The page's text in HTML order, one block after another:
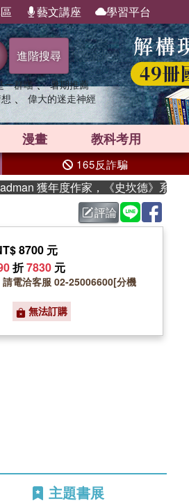
藝文講座 學習平台
進階搜尋
一群喵 、 暑期推薦
、 偉大的迷走神經
漫畫 教科考用
165反詐騙
獲年度作家，《史坎德》系列帶你
評論
8700 元
折7830 元
電洽客服 02-25006600[分機
無法訂購
主題書展